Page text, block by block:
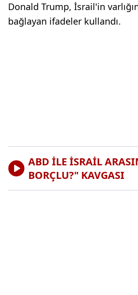
Donald Trump, İsrail'in
bağlayan ifadeler kullandı.
ABD İLE İSRAİL
BORÇLU?" KAVGASI